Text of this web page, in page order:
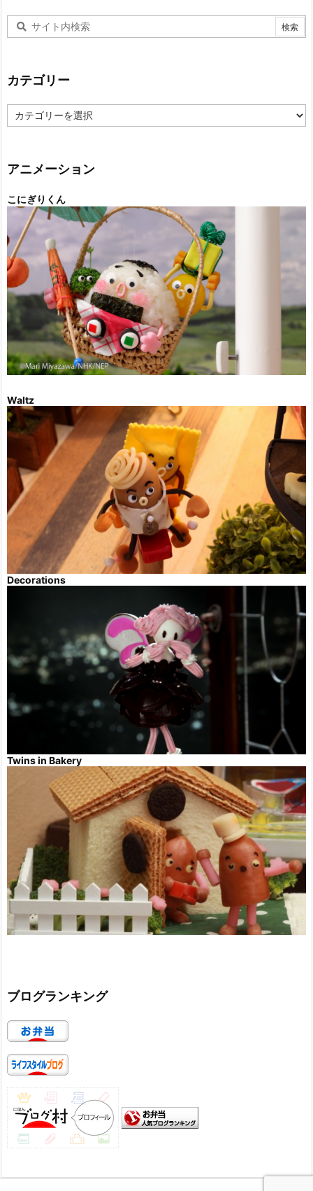
カテゴリー
テ
ー
アニメーション
こにぎりくん
Waltz
Decorations
Twins in Bakery
ブログランキング